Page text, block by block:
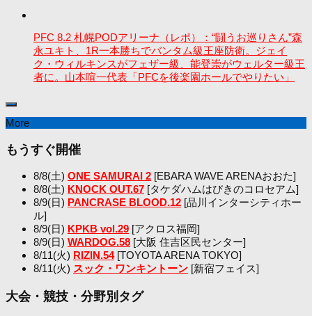
PFC 8.2 札幌PODアリーナ（レポ）：“闘うお巡りさん”森
永ユキト、1R一本勝ちでバンタム級王座防衛。ジェイ
ク・ウィルキンスがフェザー級、能登崇がウェルター級王
者に。山本喧一代表「PFCを後楽園ホールでやりたい」
More
もうすぐ開催
8/8(土) ONE SAMURAI 2 [EBARA WAVE ARENAおおた]
8/8(土) KNOCK OUT.67 [タケダハムはびきのコロセアム]
8/9(日) PANCRASE BLOOD.12 [品川インターシティホー
ル]
8/9(日) KPKB vol.29 [アクロス福岡]
8/9(日) WARDOG.58 [大阪 住吉区民センター]
8/11(火) RIZIN.54[TOYOTA ARENA TOKYO]
8/11(火) スック・ワンキントーン [新宿フェイス]
大会・競技・分野別タグ